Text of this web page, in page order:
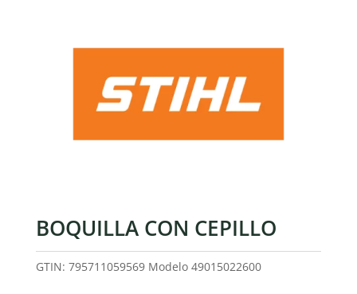
BOQUILLA CON CEPILLO
GTIN: 795711059569 Modelo 49015022600